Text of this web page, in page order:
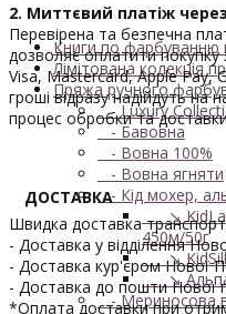
Книги по фарбуванню
Лімітована колекція
Пряжа ручного
- Luxury
- Бавовна
- Вовна 100%
- Вовна ягняти
- Кід мохер,
↘
450м/50г
↘ KidSilk,
↘
- Мериносова
2. Миттєвий платіж
Перевірена та безпечна
дозволяє оплатити
Visa, Mastercard, Apple Pay,
гроші відразу надійдуть
процес обробки та
ДОСТАВКА
Швидка доставка
- Доставка у відділення
- Доставка кур'єром Нової
- Доставка до пошти Нової
*Оплата доставки при